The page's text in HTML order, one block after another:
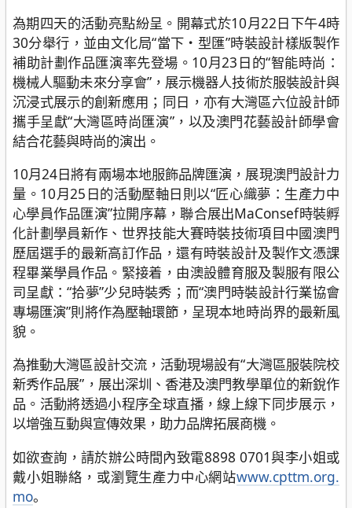
為期四天的活動亮點紛呈。開幕式於10月22日下午4時
30分舉行，並由文化局“當下・型匯”時裝設計樣版製作
補助計劃作品匯演率先登場。10月23日的“智能時尚：
機械人驅動未來分享會”，展示機器人技術於服裝設計與
沉浸式展示的創新應用；同日，亦有大灣區六位設計師
攜手呈獻“大灣區時尚匯演”，以及澳門花藝設計師學會
結合花藝與時尚的演出。
10月24日將有兩場本地服飾品牌匯演，展現澳門設計力
量。10月25日的活動壓軸日則以“匠心織夢：生產力中
心學員作品匯演”拉開序幕，聯合展出MaConsef時裝孵
化計劃學員新作、世界技能大賽時裝技術項目中國澳門
歷屆選手的最新高訂作品，還有時裝設計及製作文憑課
程畢業學員作品。緊接着，由澳設體育服及製服有限公
司呈獻：“拾夢”少兒時裝秀；而“澳門時裝設計行業協會
專場匯演”則將作為壓軸環節，呈現本地時尚界的最新風
貌。
為推動大灣區設計交流，活動現場設有“大灣區服裝院校
新秀作品展”，展出深圳、香港及澳門教學單位的新銳作
品。活動將透過小程序全球直播，線上線下同步展示，
以增強互動與宣傳效果，助力品牌拓展商機。
如欲查詢，請於辦公時間內致電8898 0701與李小姐或
戴小姐聯絡，或瀏覽生產力中心網站www.cpttm.org.
mo。